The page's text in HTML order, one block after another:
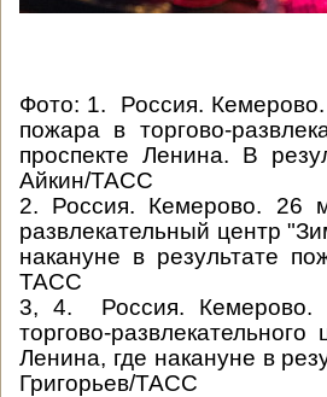
Фото: 1.
Россия.
пожара в торгово-
проспекте Ленина. В
Айкин/ТАСС
2. Россия. Кемерово. 26
развлекательный центр
накануне в результате
ТАСС
3, 4.
Россия.
торгово-
Ленина, где накануне в
Григорьев/ТАСС